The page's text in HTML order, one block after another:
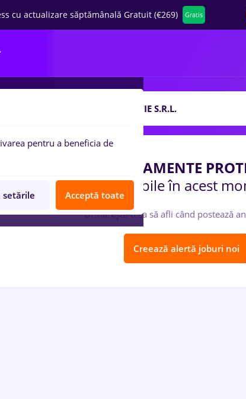
cu actualizare săptămânală Gratuit (€269) Gratis
ALVIROM ECHIPAMENTE PROTECŢIE S.R.L.
ALVIROM ECHIPAMENTE
disponibile în acest
Urmărește-o ca să afli când postează
Creează alertă joburi noi
pentru a beneficia de
setările Acceptă toate